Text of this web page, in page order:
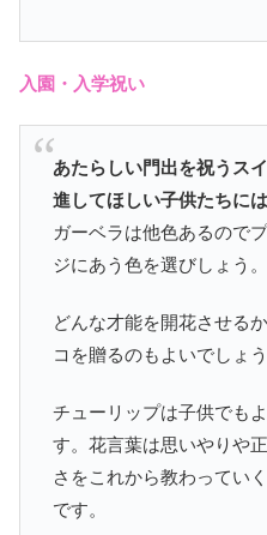
入園・入学祝い
あたらしい門出を祝うス
進してほしい子供たちに
ガーベラは他色あるので
ジにあう色を選びしょう。
どんな才能を開花させる
コを贈るのもよいでしょう
チューリップは子供でも
す。花言葉は思いやりや
さをこれから教わってい
です。